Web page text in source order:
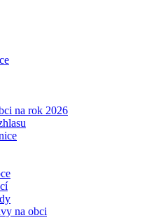
na rok 2026
na obci